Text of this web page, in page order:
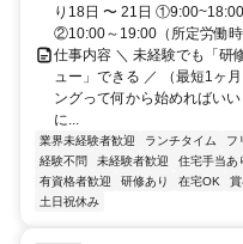
り18日 〜 21日
②10:00～19:00（所定労働時
仕事内容 ＼ 未経験でも「研
ュー」できる ／ （最短1ヶ
ングって何から始めればい
に...
業界未経験者歓迎 ランチタイム フ
経験不問
未経験者歓迎 住宅手当あ
有資格者歓迎
研修あり 在宅OK 賞
土日祝休み